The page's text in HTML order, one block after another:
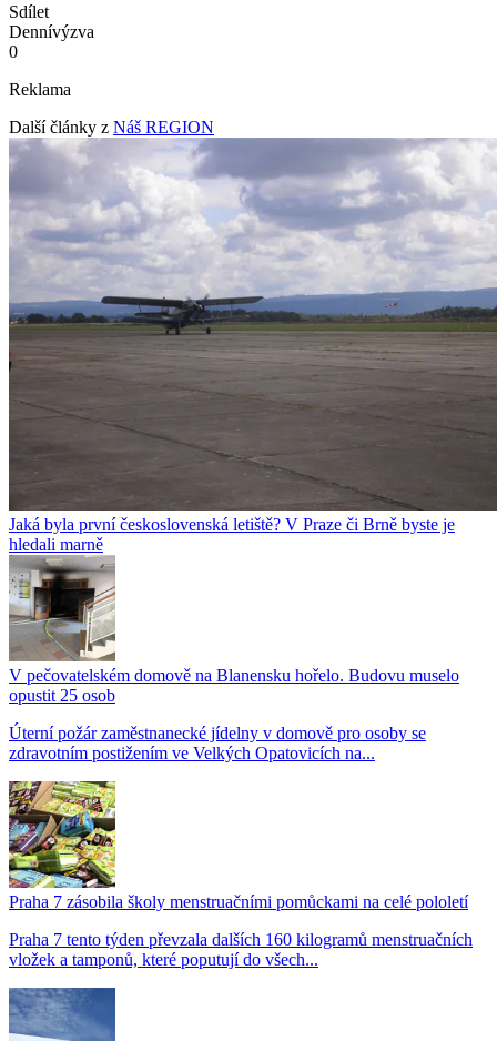
Sdílet
Dennívýzva
0
Reklama
Další články z Náš REGION
Jaká byla první československá letiště? V Praze či Brně byste je
hledali marně
V pečovatelském domově na Blanensku hořelo. Budovu muselo
opustit 25 osob
Úterní požár zaměstnanecké jídelny v domově pro osoby se
zdravotním postižením ve Velkých Opatovicích na...
Praha 7 zásobila školy menstruačními pomůckami na celé pololetí
Praha 7 tento týden převzala dalších 160 kilogramů menstruačních
vložek a tamponů, které poputují do všech...